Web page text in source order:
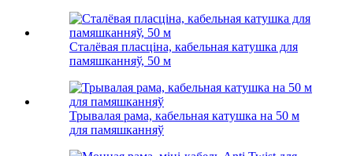
Сталёвая пласціна, кабельная катушка для
памяшканняў, 50 м
Трывалая рама, кабельная катушка на 50 м
для памяшканняў